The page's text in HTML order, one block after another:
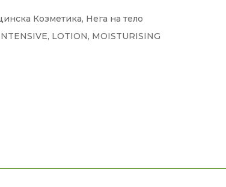
Козметика, Нега на тело
, LOTION, MOISTURISING